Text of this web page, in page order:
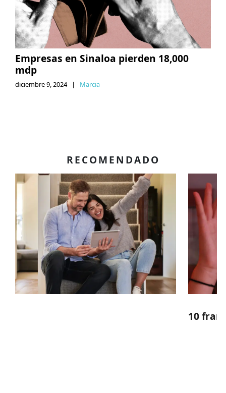
Empresas en Sinaloa pierden 18,000
mdp
diciembre 9, 2024 | Marcia
RECOMENDADO
10